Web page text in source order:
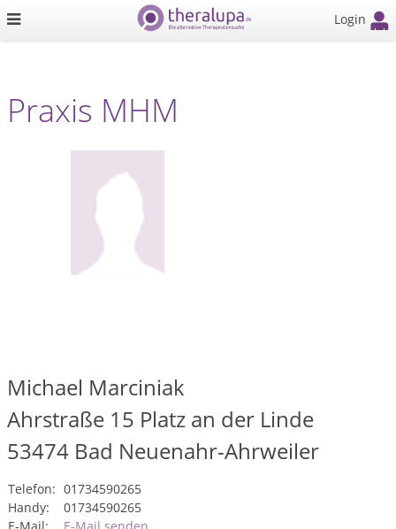
Login
Praxis MHM
Michael Marciniak
Ahrstraße 15 Platz an der Linde
53474 Bad Neuenahr-Ahrweiler
Telefon: 01734590265
Handy:
01734590265